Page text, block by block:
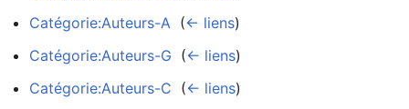
Catégorie:Auteurs-A (← liens)
Catégorie:Auteurs-G (← liens)
Catégorie:Auteurs-C (← liens)